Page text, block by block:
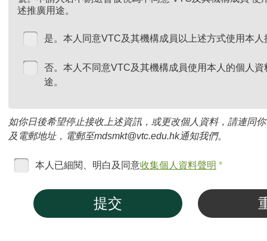
述推廣用途。
是。本人同意VTC及其機構成員以上述方式使用本
否。本人不同意VTC及其機構成員使用本人的個人
途。
如你日後希望停止接收上述資訊，或更改個人資料，請連同
及電郵地址，電郵至mdsmkt@vtc.edu.hk通知我們。
本人已細閱、明白及同意收集個人資料聲明 *
提交